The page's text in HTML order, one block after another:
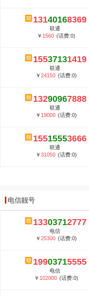
13140168369
联通
￥ 1560 (话费:0)
15537131419
联通
￥24150 (话费:0)
13290967888
联通
￥ 19000 (话费:0)
15515553666
联通
￥31050 (话费:0)
电信靓号
13303712777
电信
￥25300 (话费:0)
19903715555
电信
￥ 102000 (话费:0)